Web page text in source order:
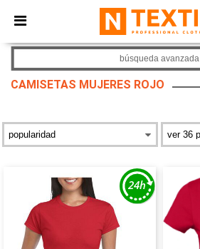
× App de Ntextil
¡Mejores precios en app!
CAMISETAS MUJERES ROJO
búsqueda avanzada